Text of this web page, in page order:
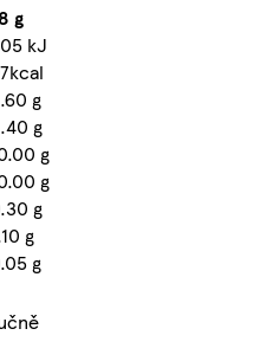
g
kJ
g
g
g
g
g
g
g